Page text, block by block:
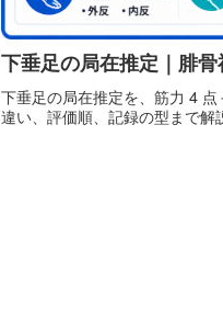
下垂足の局在推定｜腓
下垂足の局在推定を、筋力 4
違い、評価順、記録の型まで解